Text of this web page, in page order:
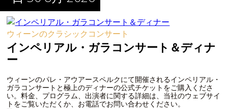
ウィーンのクラシックコンサート
インペリアル・ガラコンサート＆ディナ
ー
ウィーンのパレ・アウアースペルクにて開催されるインペリアル・
ガラコンサートと極上のディナーの公式チケットをご購入くださ
い。料金、プログラム、出演者に関する詳細は、当社のウェブサイ
トをご覧いただくか、お電話でお問い合わせください。